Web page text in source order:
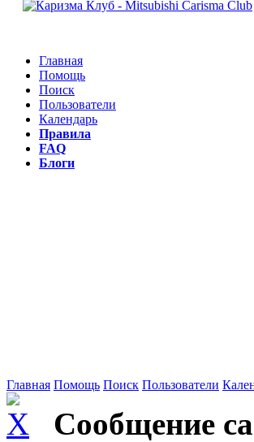
Главная
Помощь
Поиск
Пользователи
Календарь
Правила
FAQ
Блоги
Главная Помощь Поиск Пользователи
Сообщение